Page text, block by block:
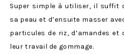
Super simple à utiliser, il suffit
sa peau et d’ensuite masser
particules de riz, d’amandes
leur travail de gommage.